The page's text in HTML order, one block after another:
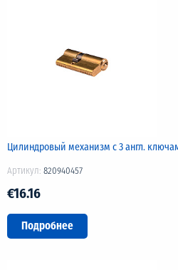
Цилиндровый механизм с 3 англ.
Артикул: 820940457
€16.16
Подробнее